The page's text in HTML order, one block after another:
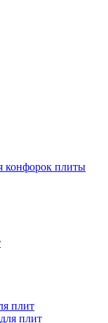
конфорок плиты
плит
плит